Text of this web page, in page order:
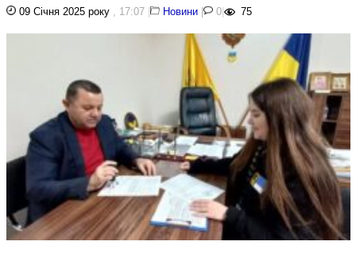
09 Січня 2025 року , 17:07 | Новини | 0| 75